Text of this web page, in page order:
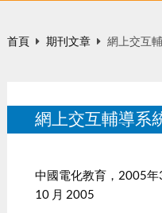
首頁 期刊文章 網上交互
網上交互輔導系
中國電化教育，2005年
10 月 2005